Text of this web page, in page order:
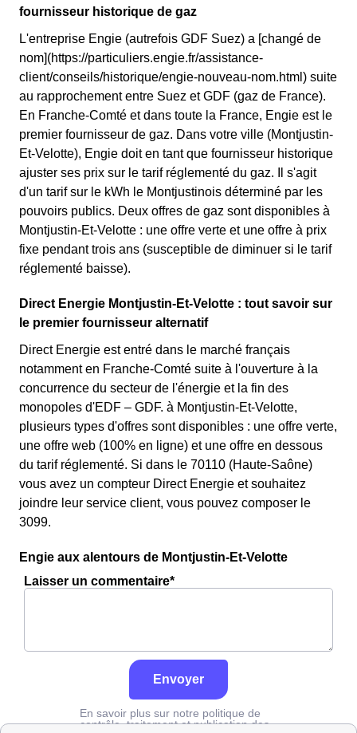
fournisseur historique de gaz
L'entreprise Engie (autrefois GDF Suez) a [changé de
nom](https://particuliers.engie.fr/assistance-
client/conseils/historique/engie-nouveau-nom.html) suite
au rapprochement entre Suez et GDF (gaz de France).
En Franche-Comté et dans toute la France, Engie est le
premier fournisseur de gaz. Dans votre ville (Montjustin-
Et-Velotte), Engie doit en tant que fournisseur historique
ajuster ses prix sur le tarif réglementé du gaz. Il s'agit
d'un tarif sur le kWh le Montjustinois déterminé par les
pouvoirs publics. Deux offres de gaz sont disponibles à
Montjustin-Et-Velotte : une offre verte et une offre à prix
fixe pendant trois ans (susceptible de diminuer si le tarif
réglementé baisse).
Direct Energie Montjustin-Et-Velotte : tout savoir sur
le premier fournisseur alternatif
Direct Energie est entré dans le marché français
notamment en Franche-Comté suite à l'ouverture à la
concurrence du secteur de l'énergie et la fin des
monopoles d'EDF – GDF. à Montjustin-Et-Velotte,
plusieurs types d'offres sont disponibles : une offre verte,
une offre web (100% en ligne) et une offre en dessous
du tarif réglementé. Si dans le 70110 (Haute-Saône)
vous avez un compteur Direct Energie et souhaitez
joindre leur service client, vous pouvez composer le
3099.
Engie aux alentours de Montjustin-Et-Velotte
Laisser un commentaire*
Envoyer
En savoir plus sur notre politique de
contrôle, traitement et publication des